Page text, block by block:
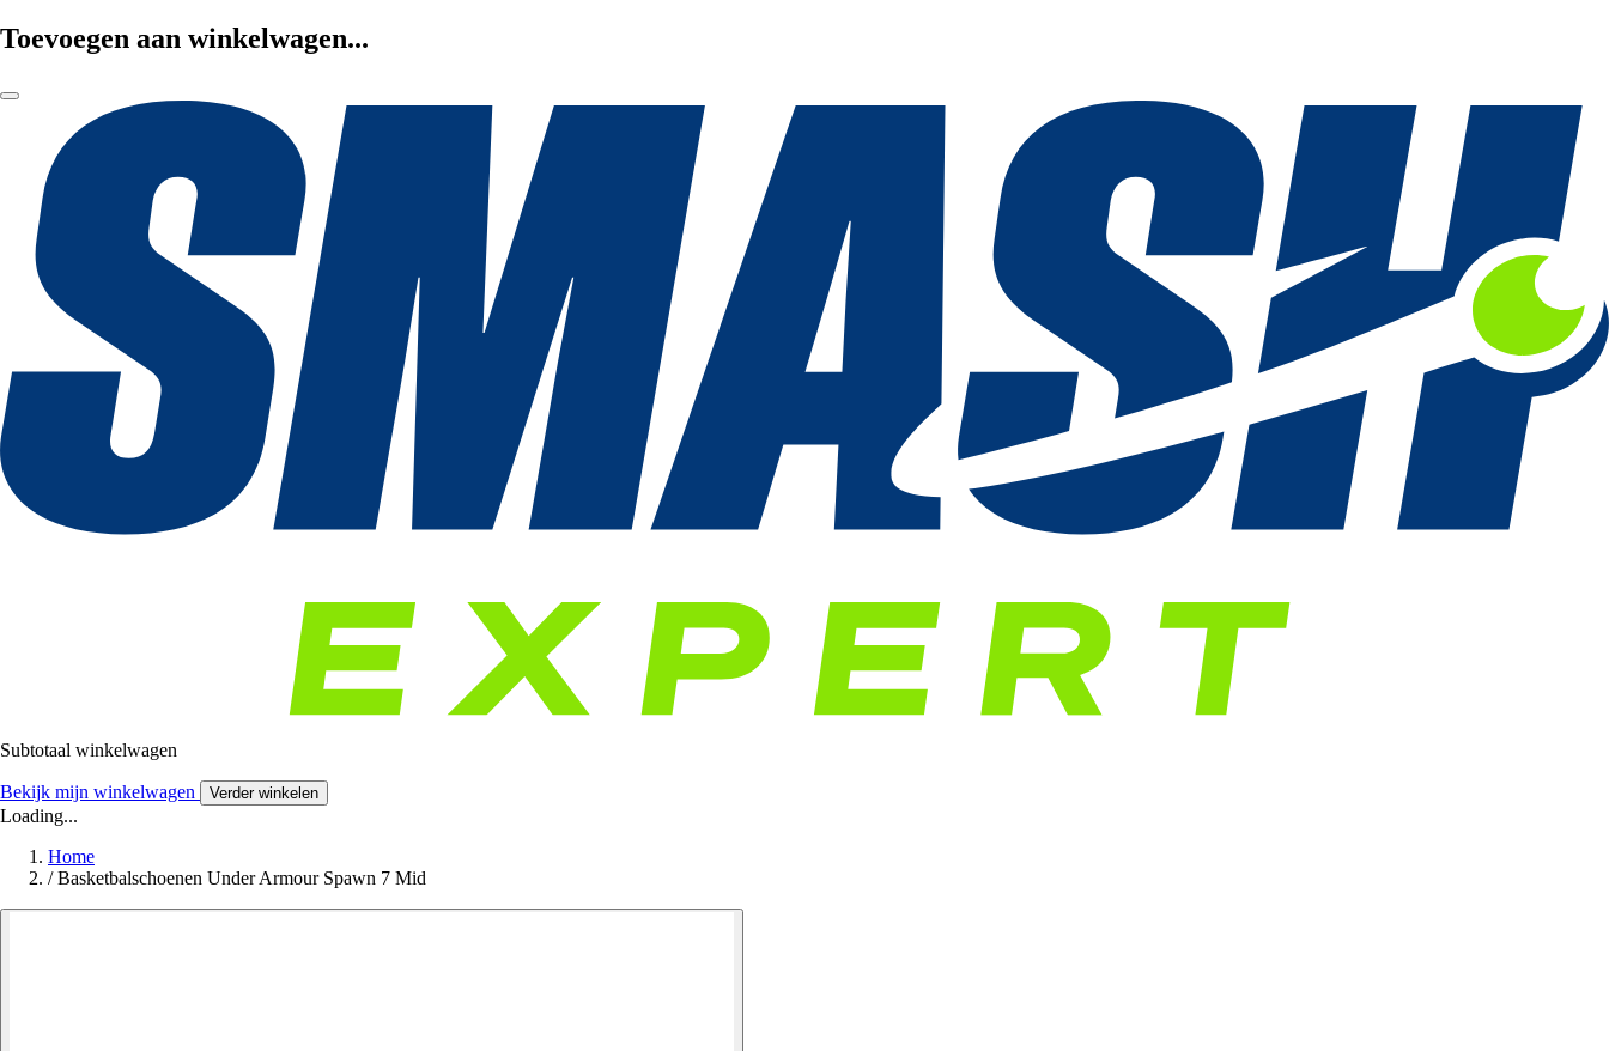
Toevoegen aan winkelwagen...
Subtotaal winkelwagen
Bekijk mijn winkelwagen Verder winkelen
Loading...
Home
/ Basketbalschoenen Under Armour Spawn 7 Mid